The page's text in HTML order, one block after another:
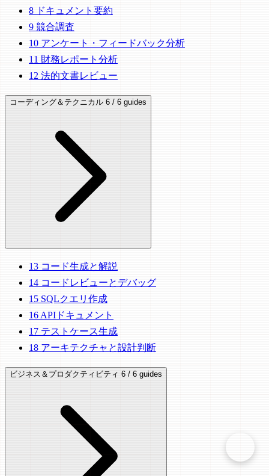
8 ドキュメント要約
9 競合調査
10 アンケート・フィードバック分析
11 財務レポート分析
12 法的文書レビュー
コーディング＆テクニカル 6 / 6 guides
13 コード生成と解説
14 コードレビューとデバッグ
15 SQLクエリ作成
16 APIドキュメント
17 テストケース生成
18 アーキテクチャと設計判断
ビジネス＆プロダクティビティ 6 / 6 guides